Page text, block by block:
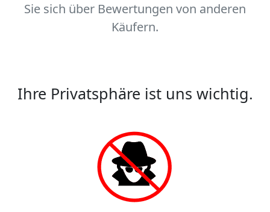
Sie sich über Bewertungen von anderen
Käufern.
Ihre Privatsphäre ist uns wichtig.